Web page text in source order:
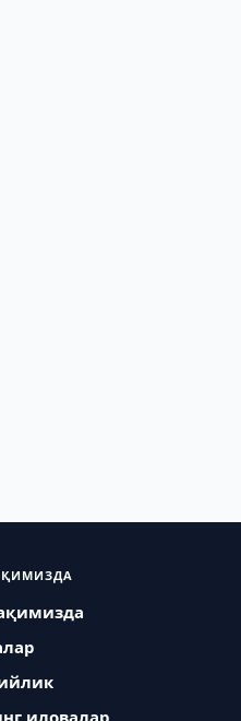
иловалар